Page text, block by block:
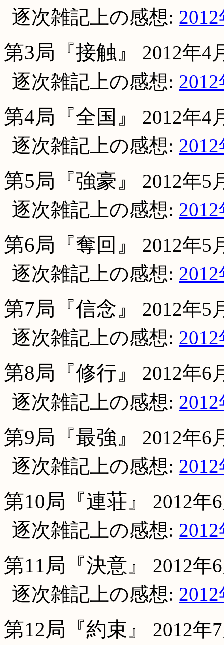
逐次雑記上の感想:
第3局『接触』
2012年4
逐次雑記上の感想:
第4局『全国』
2012年4
逐次雑記上の感想:
第5局『強豪』
2012年5
逐次雑記上の感想:
第6局『奪回』
2012年5
逐次雑記上の感想:
第7局『信念』
2012年5
逐次雑記上の感想:
第8局『修行』
2012年6
逐次雑記上の感想:
第9局『最強』
2012年6
逐次雑記上の感想:
第10局『連荘』
2012年
逐次雑記上の感想:
第11局『決意』
2012年
逐次雑記上の感想:
第12局『約束』
2012年